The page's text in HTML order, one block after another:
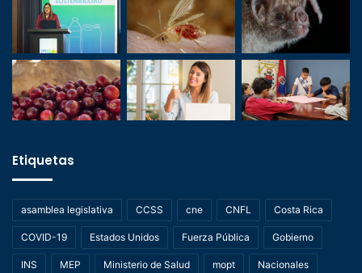
Etiquetas
asamblea legislativa CCSS cne CNFL Costa Rica
COVID-19 Estados Unidos Fuerza Pública Gobierno
INS MEP Ministerio de Salud mopt Nacionales